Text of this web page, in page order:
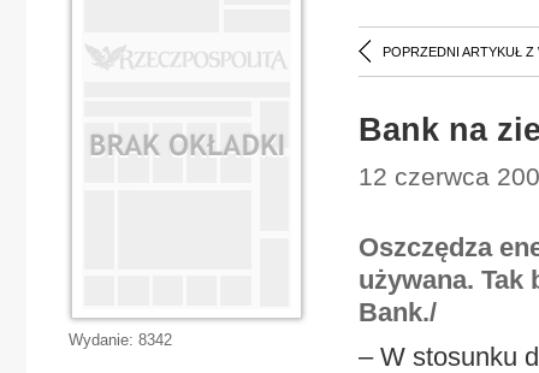
POPRZEDNI ARTYKUŁ Z
Bank na
12 czerwca
Oszczędza
używana. Tak
Bank./
– W stosunku
Wydanie: 8342